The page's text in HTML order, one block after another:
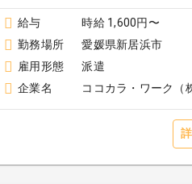
給与
時給 1,600円〜
勤務場所
愛媛県新居浜市
雇用形態
派遣
企業名
ココカラ・ワーク（